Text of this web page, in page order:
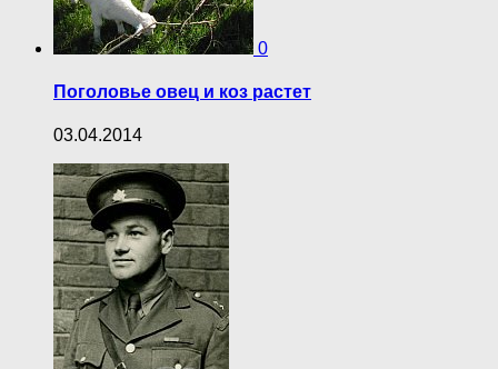
0
Поголовье овец и коз растет
03.04.2014